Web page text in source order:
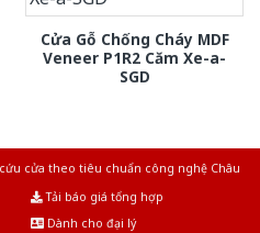
Cửa Gỗ Chống Cháy MDF
Veneer P1R2 Căm Xe-a-
SGD
cửa theo tiêu chuẩn công nghệ Châu
Tải báo giá tổng hợp
Dành cho đại lý